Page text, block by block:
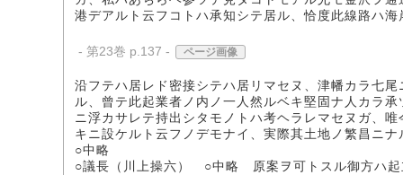
港デアルト云フコトハ承知シテ居ル、恰度此線路ハ海
- 第23巻 p.137 - ページ画像
沿フテハ居レド密接シテハ居リマセヌ、津幡カラ七
ル、曾テ此起業者ノ内ノ一人然ルベキ堅固ナ人カラ
ニ浮カサレテ持出シタモノトハ考ヘラレマセヌガ、
キニ設ケルト云フノデモナイ、実際其土地ノ繁昌ニ
○中略
○議長（川上操六） ○中略 原案ヲ可トスル御方ハ起